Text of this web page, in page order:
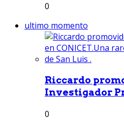
0
ultimo momento
Riccardo
Investigador
0